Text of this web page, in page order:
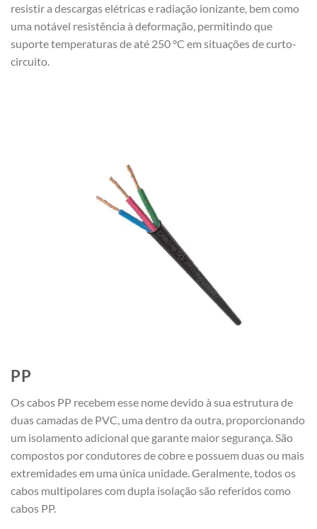
resistir a descargas elétricas e radiação ionizante, bem como
uma notável resistência à deformação, permitindo que
suporte temperaturas de até 250 °C em situações de curto-
circuito.
PP
Os cabos PP recebem esse nome devido à sua estrutura de
duas camadas de PVC, uma dentro da outra, proporcionando
um isolamento adicional que garante maior segurança. São
compostos por condutores de cobre e possuem duas ou mais
extremidades em uma única unidade. Geralmente, todos os
cabos multipolares com dupla isolação são referidos como
cabos PP.